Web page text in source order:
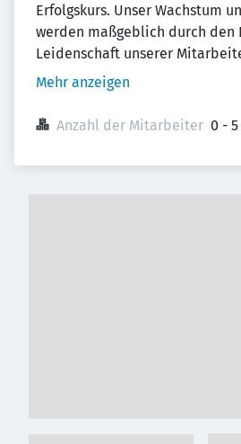
Erfolgskurs. Unser Wachstum
werden maßgeblich durch den
Leidenschaft unserer
Mehr anzeigen
Anzahl der Mitarbeiter 0 -